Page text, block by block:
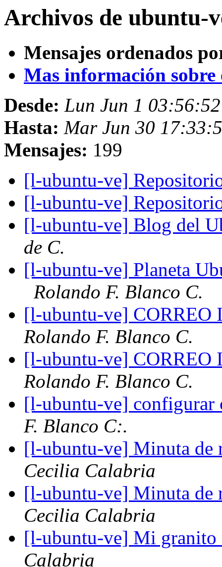
Archivos de ubuntu-
Mensajes ordenados
Mas información sobre
Desde: Lun Jun 1
Hasta: Mar Jun 30
Mensajes: 199
[l-ubuntu-ve]
[l-ubuntu-ve]
[l-ubuntu-ve] Blog del
de C.
[l-ubuntu-ve] Planeta
Rolando F. Blanco C.
[l-ubuntu-ve]
Rolando F. Blanco C.
[l-ubuntu-ve]
Rolando F. Blanco C.
[l-ubuntu-ve] configurar
F. Blanco C:.
[l-ubuntu-ve] Minuta de
Cecilia Calabria
[l-ubuntu-ve] Minuta de
Cecilia Calabria
[l-ubuntu-ve] Mi granito
Calabria